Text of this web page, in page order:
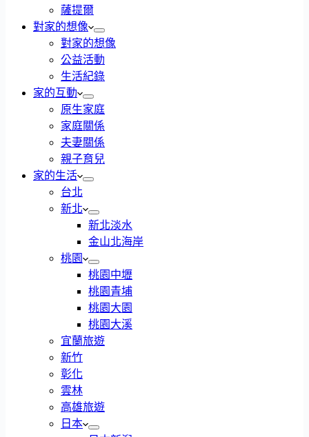
薩提爾
對家的想像
對家的想像
公益活動
生活紀錄
家的互動
原生家庭
家庭關係
夫妻關係
親子育兒
家的生活
台北
新北
新北淡水
金山北海岸
桃園
桃園中壢
桃園青埔
桃園大園
桃園大溪
宜蘭旅遊
新竹
彰化
雲林
高雄旅遊
日本